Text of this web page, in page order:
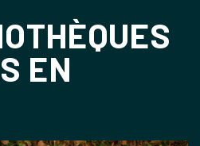
EN